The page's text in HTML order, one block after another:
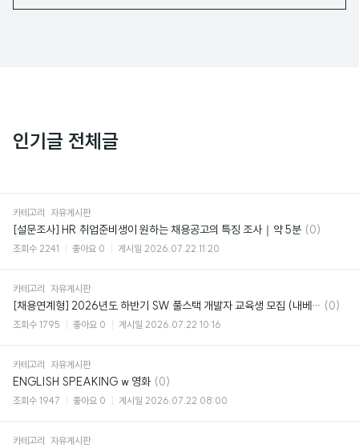
인기글 전체글
카테고리 자유게시판
[설문조사] HR 취업준비생이 원하는 채용공고의 특징 조사｜약 5분 댓
(0)
조회수 2241 좋아요 0 게시일 2026.07.22 11:20
카테고리 자유게시판
[채용연계형] 2026년도 하반기 SW 풀스택 개발자 교육생 모집 (내베카X, 자부담없음) 댓
(0)
조회수 1795 좋아요 0 게시일 2026.07.22 10:16
카테고리 자유게시판
ENGLISH SPEAKING w 영화 댓
글
(0)
조회수 1947 좋아요 0 게시일 2026.07.22 08:00
카테고리 자유게시판